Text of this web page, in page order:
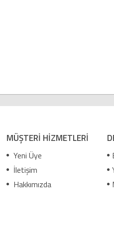
MÜŞTERİ HİZMETLERİ
Yeni Üye
İletişim
Hakkımızda